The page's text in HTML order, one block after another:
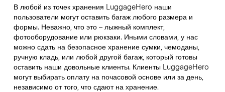
В любой из точек хранения LuggageHero наши
пользователи могут оставить багаж любого размера и
формы. Неважно, что это – лыжный комплект,
фотооборудование или рюкзаки. Иными словами, у нас
можно сдать на безопасное хранение сумки, чемоданы,
ручную кладь, или любой другой багаж, который готовы
оставить наши довольные клиенты. Клиенты LuggageHero
могут выбирать оплату на почасовой основе или за день,
независимо от того, что сдают на хранение.